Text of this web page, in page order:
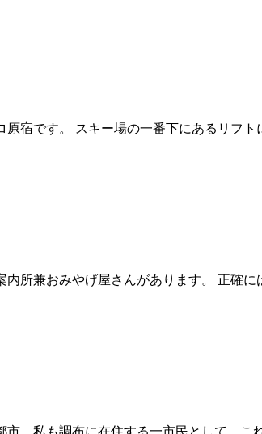
宿です。 スキー場の一番下にあるリフ
所兼おみやげ屋さんがあります。 正確
。私も調布に在住する一市民として、こ